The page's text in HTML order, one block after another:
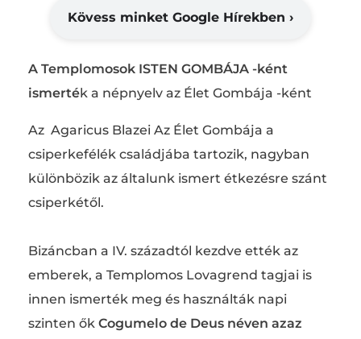
Kövess minket Google Hírekben ›
A Templomosok ISTEN GOMBÁJA -ként
ismerték a népnyelv az Élet Gombája -ként
Az Agaricus Blazei Az Élet Gombája a
csiperkefélék családjába tartozik, nagyban
különbözik az általunk ismert étkezésre szánt
csiperkétől.
Bizáncban a IV. századtól kezdve ették az
emberek, a Templomos Lovagrend tagjai is
innen ismerték meg és használták napi
szinten ők Cogumelo de Deus néven azaz